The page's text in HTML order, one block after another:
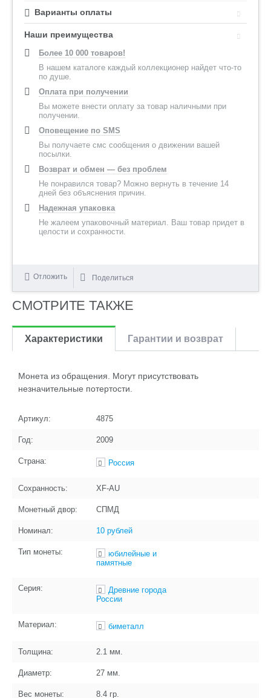
Варианты оплаты
Наши преимущества
Более 10 000 товаров!
В нашем каталоге каждый коллекционер найдет что-то
по душе.
Оплата при получении
Вы можете внести оплату за товар наличными при
получении.
Оповещение по SMS
Вы получаете смс сообщения о движении вашей
посылки.
Возврат и обмен — без проблем
Не понравился товар? Можно вернуть в течение 14
дней без объяснения причин.
Надежная упаковка
Не жалеем упаковочный материал. Ваш товар придет в
целости и сохранности.
Отложить Поделиться
СМОТРИТЕ ТАКЖЕ
Характеристики Гарантии и возврат
Монета из обращения. Могут присутствовать
незначительные потертости.
Артикул: 4875
Год: 2009
Страна: Россия
Сохранность: XF-AU
Монетный двор: СПМД
Номинал: 10 рублей
Тип монеты:
юбилейные и
памятные
Серия:
Древние города
России
Материал: биметалл
Толщина: 2.1 мм.
Диаметр: 27 мм.
Вес монеты: 8.4 гр.